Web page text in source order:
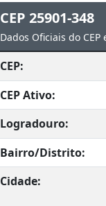
CEP 25901-348
Dados Oficiais do
CEP:
CEP Ativo:
Logradouro:
Bairro/Distrito:
Cidade: